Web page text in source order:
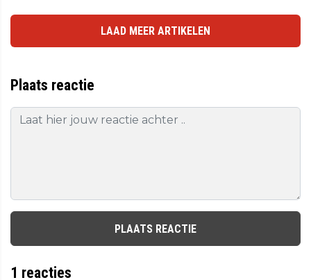
LAAD MEER ARTIKELEN
Plaats reactie
PLAATS REACTIE
1 reacties